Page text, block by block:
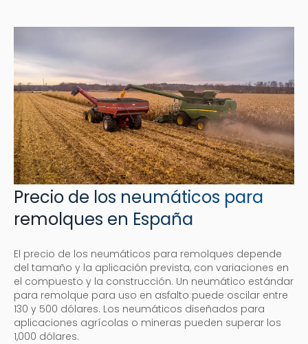
Precio de los neumáticos para
remolques en España
El precio de los neumáticos para remolques depende
del tamaño y la aplicación prevista, con variaciones en
el compuesto y la construcción. Un neumático estándar
para remolque para uso en asfalto puede oscilar entre
130 y 500 dólares. Los neumáticos diseñados para
aplicaciones agrícolas o mineras pueden superar los
1,000 dólares.